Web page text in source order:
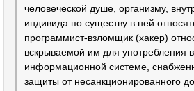
человеческой душе, организму,
индивида по существу в ней
программист-взломщик (хакер)
вскрываемой им для употребления
информационной системе,
защиты от несанкционированного